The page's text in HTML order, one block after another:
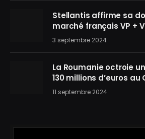
Stellantis affirme sa
marché français VP +
3 septembre 2024
La Roumanie octroie
130 millions d’euros au
11 septembre 2024